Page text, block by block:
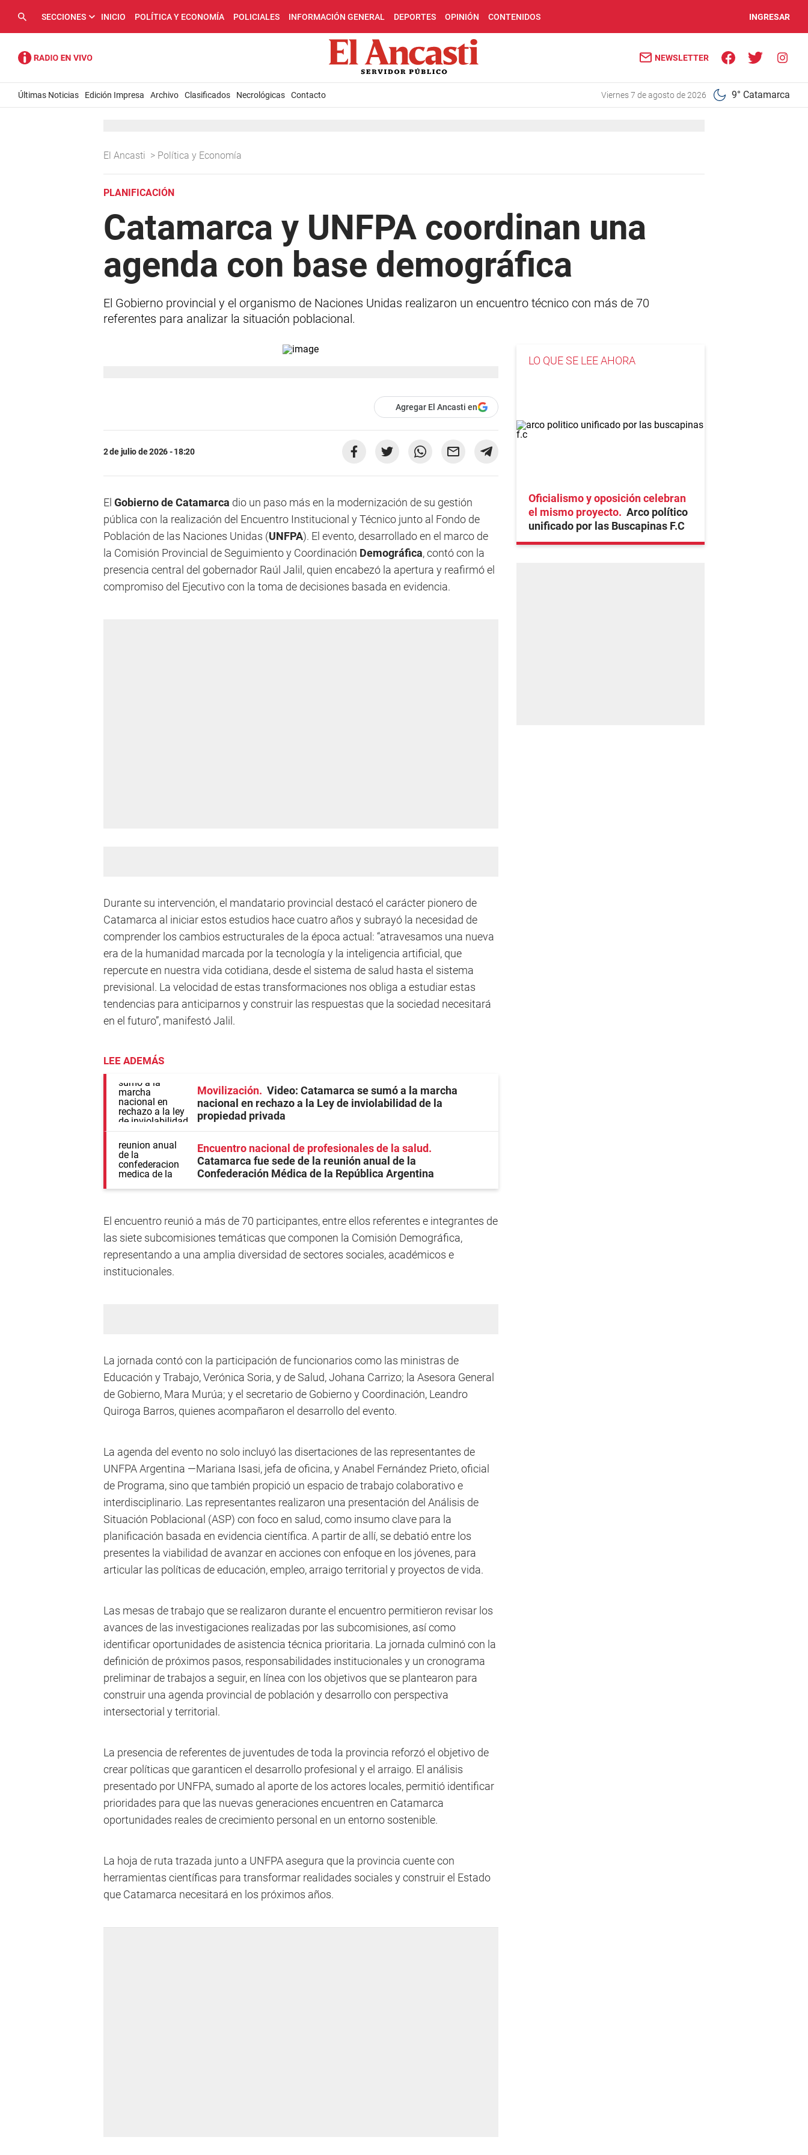
SECCIONES INICIO POLÍTICA Y ECONOMÍA POLICIALES INFORMACIÓN GENERAL DEPORTES OPINIÓN CONTENIDOS INGRESAR
NEWSLETTER
Últimas Noticias Edición Impresa Archivo Clasificados Necrológicas Contacto viernes 7 de agosto de 2026 9° Catamarca
El Ancasti > Política y Economía
PLANIFICACIÓN
Catamarca y UNFPA coordinan una
agenda con base demográfica
El Gobierno provincial y el organismo de Naciones Unidas realizaron un encuentro técnico con más de 70
referentes para analizar la situación poblacional.
Agregar El Ancasti en
2 de julio de 2026 - 18:20
El Gobierno de Catamarca dio un paso más en la modernización de su gestión
pública con la realización del Encuentro Institucional y Técnico junto al Fondo de
Población de las Naciones Unidas (UNFPA). El evento, desarrollado en el marco de
la Comisión Provincial de Seguimiento y Coordinación Demográfica, contó con la
presencia central del gobernador Raúl Jalil, quien encabezó la apertura y reafirmó el
compromiso del Ejecutivo con la toma de decisiones basada en evidencia.
Durante su intervención, el mandatario provincial destacó el carácter pionero de
Catamarca al iniciar estos estudios hace cuatro años y subrayó la necesidad de
comprender los cambios estructurales de la época actual: “atravesamos una nueva
era de la humanidad marcada por la tecnología y la inteligencia artificial, que
repercute en nuestra vida cotidiana, desde el sistema de salud hasta el sistema
previsional. La velocidad de estas transformaciones nos obliga a estudiar estas
tendencias para anticiparnos y construir las respuestas que la sociedad necesitará
en el futuro”, manifestó Jalil.
LEE ADEMÁS
Movilización
Video: Catamarca se sumó a la marcha
nacional en rechazo a la Ley de inviolabilidad de la
propiedad privada
Encuentro nacional de profesionales de la salud
Catamarca fue sede de la reunión anual de la
Confederación Médica de la República Argentina
El encuentro reunió a más de 70 participantes, entre ellos referentes e integrantes de
las siete subcomisiones temáticas que componen la Comisión Demográfica,
representando a una amplia diversidad de sectores sociales, académicos e
institucionales.
La jornada contó con la participación de funcionarios como las ministras de
Educación y Trabajo, Verónica Soria, y de Salud, Johana Carrizo; la Asesora General
de Gobierno, Mara Murúa; y el secretario de Gobierno y Coordinación, Leandro
Quiroga Barros, quienes acompañaron el desarrollo del evento.
La agenda del evento no solo incluyó las disertaciones de las representantes de
UNFPA Argentina —Mariana Isasi, jefa de oficina, y Anabel Fernández Prieto, oficial
de Programa, sino que también propició un espacio de trabajo colaborativo e
interdisciplinario. Las representantes realizaron una presentación del Análisis de
Situación Poblacional (ASP) con foco en salud, como insumo clave para la
planificación basada en evidencia científica. A partir de allí, se debatió entre los
presentes la viabilidad de avanzar en acciones con enfoque en los jóvenes, para
articular las políticas de educación, empleo, arraigo territorial y proyectos de vida.
Las mesas de trabajo que se realizaron durante el encuentro permitieron revisar los
avances de las investigaciones realizadas por las subcomisiones, así como
identificar oportunidades de asistencia técnica prioritaria. La jornada culminó con la
definición de próximos pasos, responsabilidades institucionales y un cronograma
preliminar de trabajos a seguir, en línea con los objetivos que se plantearon para
construir una agenda provincial de población y desarrollo con perspectiva
intersectorial y territorial.
La presencia de referentes de juventudes de toda la provincia reforzó el objetivo de
crear políticas que garanticen el desarrollo profesional y el arraigo. El análisis
presentado por UNFPA, sumado al aporte de los actores locales, permitió identificar
prioridades para que las nuevas generaciones encuentren en Catamarca
oportunidades reales de crecimiento personal en un entorno sostenible.
La hoja de ruta trazada junto a UNFPA asegura que la provincia cuente con
herramientas científicas para transformar realidades sociales y construir el Estado
que Catamarca necesitará en los próximos años.
LO QUE SE LEE AHORA
Oficialismo y oposición celebran
el mismo proyecto
Arco político
unificado por las Buscapinas F.C